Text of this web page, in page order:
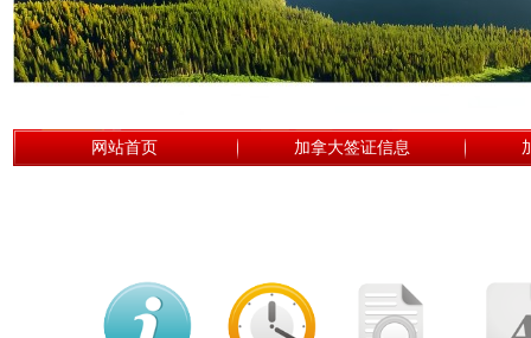
网站首页 加拿大签证信息